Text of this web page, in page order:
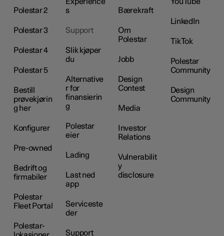
Polestar 2
Polestar 3
Polestar 4
Polestar 5
Bestill
prøvekjørin
g her
Konfigurer
Pre-owned
Bedrift og
firmabiler
Polestar
Fleet Portal
Polestar-
Experience
s
Support
Slik kjøper
du
Alternative
r for
finansierin
g
Polestar
eier
Lading
Last ned
app
Serviceste
der
Support
Bærekraft
Om
Polestar
Jobb
Design
Contest
Media
Investor
Relations
Vulnerabilit
y
disclosure
YouTube
LinkedIn
TikTok
Polestar
Community
Design
Community